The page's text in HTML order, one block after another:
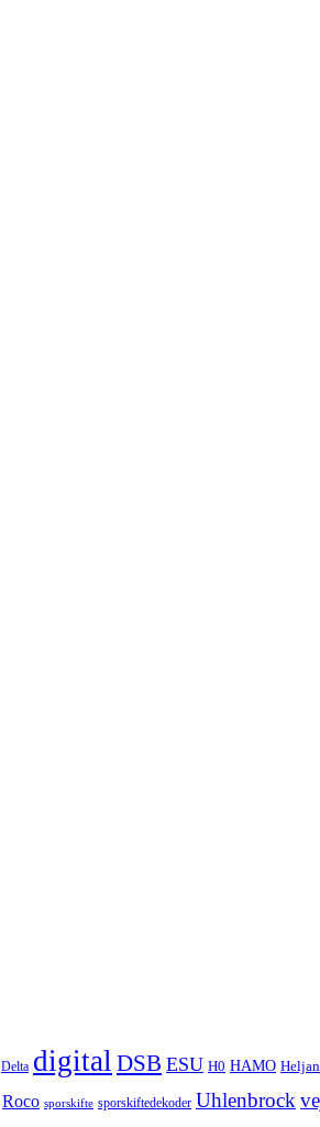
Delta digital DSB ESU H0 HAMO Heljan
Roco sporskifte sporskiftedekoder Uhlenbrock